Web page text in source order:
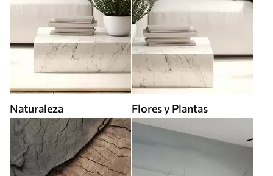
Naturaleza Flores y Plantas